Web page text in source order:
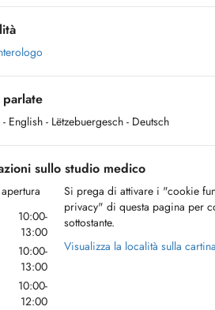
- English - Lëtzebuergesch - Deutsch
sullo studio medico
10:00-
13:00
10:00-
13:00
10:00-
12:00
Si prega di attivare i "cookie
privacy" di questa pagina per
sottostante.
Visualizza la località sulla cartina